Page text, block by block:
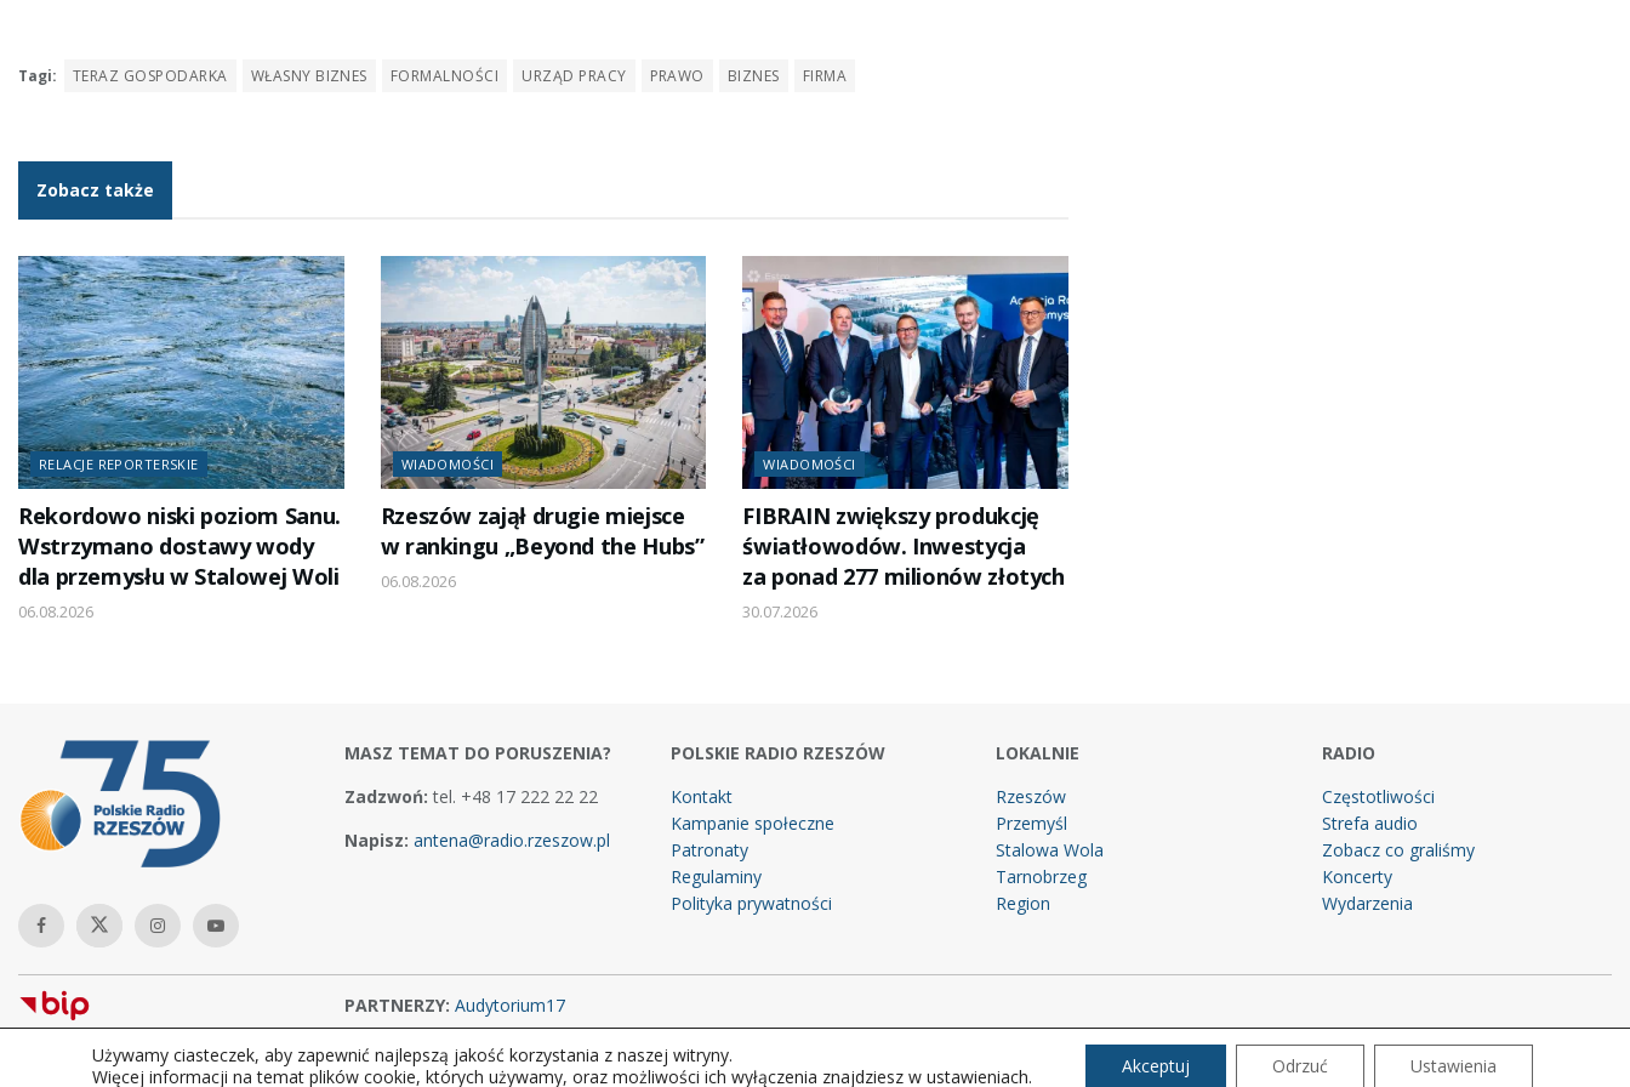
Tagi: TERAZ GOSPODARKA WŁASNY BIZNES FORMALNOŚCI URZĄD PRACY PRAWO BIZNES FIRMA
Zobacz także
RELACJE REPORTERSKIE
Rekordowo niski poziom Sanu.
Wstrzymano dostawy wody
dla przemysłu w Stalowej Woli
06.08.2026
WIADOMOŚCI
Rzeszów zajął drugie miejsce
w rankingu „Beyond the Hubs”
06.08.2026
WIADOMOŚCI
FIBRAIN zwiększy produkcję
światłowodów. Inwestycja
za ponad 277 milionów złotych
30.07.2026
MASZ TEMAT DO PORUSZENIA?
Zadzwoń: tel. +48 17 222 22 22
Napisz: antena@radio.rzeszow.pl
POLSKIE RADIO RZESZÓW
Kontakt
Kampanie społeczne
Patronaty
Regulaminy
Polityka prywatności
LOKALNIE
Rzeszów
Przemyśl
Stalowa Wola
Tarnobrzeg
Region
RADIO
Częstotliwości
Strefa audio
Zobacz co graliśmy
Koncerty
Wydarzenia
PARTNERZY: Audytorium17
Copyright © 2026Polskie Radio Rzeszów S.A. w likwidacj. Wszelkie prawa zastrzeżone.
Używamy ciasteczek, aby zapewnić najlepszą jakość korzystania z naszej witryny.
Więcej informacji na temat plików cookie, których używamy, oraz możliwości ich wyłączenia znajdziesz w ustawieniach.
Akceptuj Odrzuć Ustawienia